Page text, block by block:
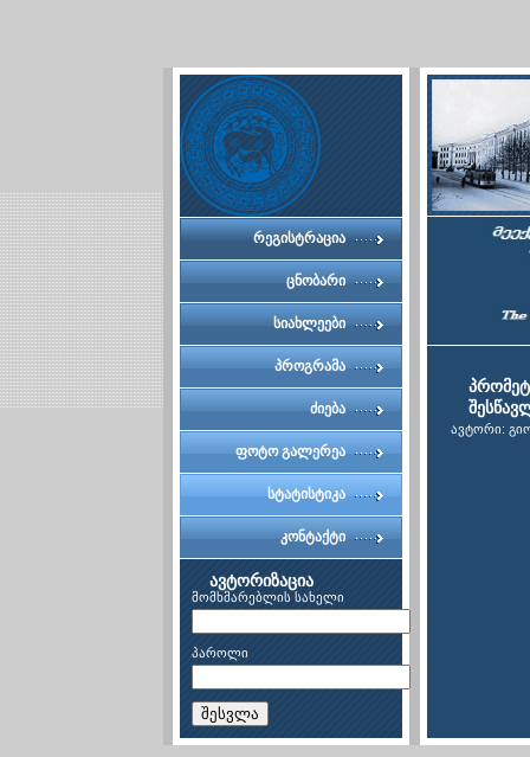
რეგისტრაცია
ცნობარი
სიახლეები
პროგრამა
ძიება
ფოტო გალერეა
სტატისტიკა
კონტაქტი
ავტორიზაცია
მომხმარებლის სახელი
პაროლი
შესვლა
ავტორი: